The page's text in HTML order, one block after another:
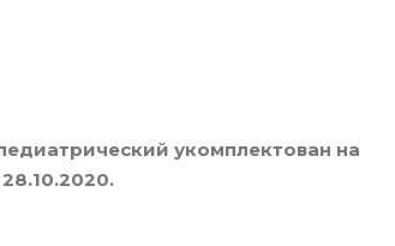
укомплектован на